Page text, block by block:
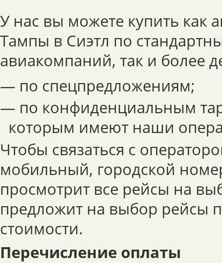
У нас вы можете купить как
Тампы в Сиэтл по
авиакомпаний, так и более
— по спецпредложениям;
— по конфиденциальным
которым имеют наши
Чтобы связаться с
мобильный, городской
просмотрит все рейсы на
предложит на выбор рейсы
стоимости.
Перечисление оплаты